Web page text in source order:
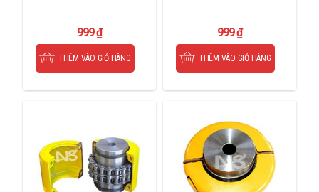
999₫
THÊM VÀO GIỎ HÀNG
999₫
THÊM VÀO GIỎ HÀNG